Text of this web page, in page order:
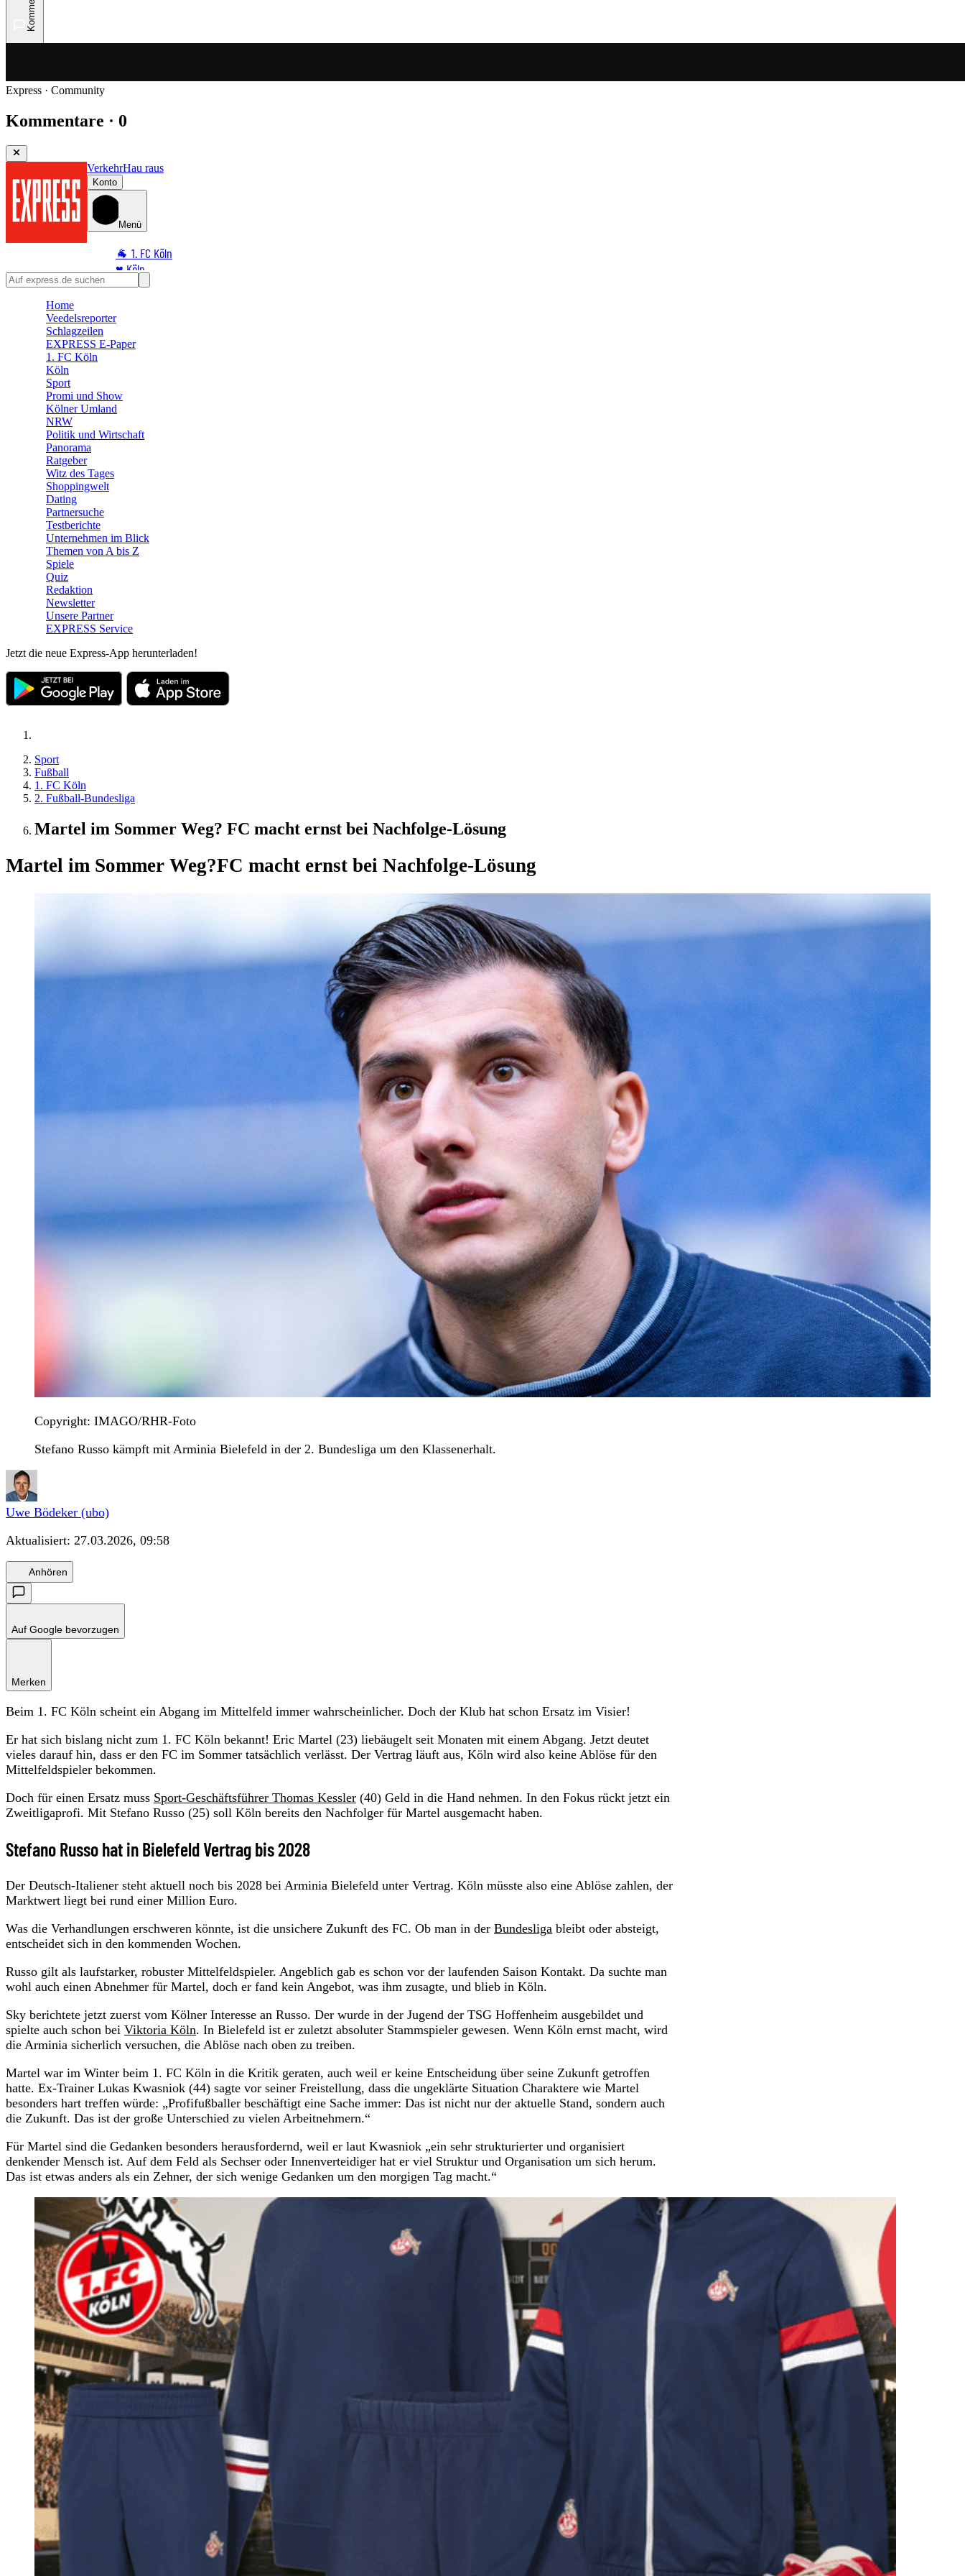
Express · Community
Kommentare · 0
VerkehrHau raus
Konto
Menü
🐐 1. FC Köln
♥️ Köln
⭐ Promi
🛒 Shoppingwelt
🧩 Spiele
Home
Veedelsreporter
Schlagzeilen
EXPRESS E-Paper
1. FC Köln
Köln
Sport
Promi und Show
Kölner Umland
NRW
Politik und Wirtschaft
Panorama
Ratgeber
Witz des Tages
Shoppingwelt
Dating
Partnersuche
Testberichte
Unternehmen im Blick
Themen von A bis Z
Spiele
Quiz
Redaktion
Newsletter
Unsere Partner
EXPRESS Service
Jetzt die neue Express-App herunterladen!
Sport
Fußball
1. FC Köln
2. Fußball-Bundesliga
Martel im Sommer Weg? FC macht ernst bei Nachfolge-Lösung
Martel im Sommer Weg?FC macht ernst bei Nachfolge-Lösung
Copyright: IMAGO/RHR-Foto
Stefano Russo kämpft mit Arminia Bielefeld in der 2. Bundesliga um den Klassenerhalt.
Uwe Bödeker (ubo)
Aktualisiert: 27.03.2026, 09:58
Anhören
Auf Google bevorzugen
Merken
Beim 1. FC Köln scheint ein Abgang im Mittelfeld immer wahrscheinlicher. Doch der Klub hat schon Ersatz im Visier!
Er hat sich bislang nicht zum 1. FC Köln bekannt! Eric Martel (23) liebäugelt seit Monaten mit einem Abgang. Jetzt deutet
vieles darauf hin, dass er den FC im Sommer tatsächlich verlässt. Der Vertrag läuft aus, Köln wird also keine Ablöse für den
Mittelfeldspieler bekommen.
Doch für einen Ersatz muss Sport-Geschäftsführer Thomas Kessler (40) Geld in die Hand nehmen. In den Fokus rückt jetzt ein
Zweitligaprofi. Mit Stefano Russo (25) soll Köln bereits den Nachfolger für Martel ausgemacht haben.
Stefano Russo hat in Bielefeld Vertrag bis 2028
Der Deutsch-Italiener steht aktuell noch bis 2028 bei Arminia Bielefeld unter Vertrag. Köln müsste also eine Ablöse zahlen, der
Marktwert liegt bei rund einer Million Euro.
Was die Verhandlungen erschweren könnte, ist die unsichere Zukunft des FC. Ob man in der Bundesliga bleibt oder absteigt,
entscheidet sich in den kommenden Wochen.
Russo gilt als laufstarker, robuster Mittelfeldspieler. Angeblich gab es schon vor der laufenden Saison Kontakt. Da suchte man
wohl auch einen Abnehmer für Martel, doch er fand kein Angebot, was ihm zusagte, und blieb in Köln.
Sky berichtete jetzt zuerst vom Kölner Interesse an Russo. Der wurde in der Jugend der TSG Hoffenheim ausgebildet und
spielte auch schon bei Viktoria Köln. In Bielefeld ist er zuletzt absoluter Stammspieler gewesen. Wenn Köln ernst macht, wird
die Arminia sicherlich versuchen, die Ablöse nach oben zu treiben.
Martel war im Winter beim 1. FC Köln in die Kritik geraten, auch weil er keine Entscheidung über seine Zukunft getroffen
hatte. Ex-Trainer Lukas Kwasniok (44) sagte vor seiner Freistellung, dass die ungeklärte Situation Charaktere wie Martel
besonders hart treffen würde: „Profifußballer beschäftigt eine Sache immer: Das ist nicht nur der aktuelle Stand, sondern auch
die Zukunft. Das ist der große Unterschied zu vielen Arbeitnehmern.“
Für Martel sind die Gedanken besonders herausfordernd, weil er laut Kwasniok „ein sehr strukturierter und organisiert
denkender Mensch ist. Auf dem Feld als Sechser oder Innenverteidiger hat er viel Struktur und Organisation um sich herum.
Das ist etwas anders als ein Zehner, der sich wenige Gedanken um den morgigen Tag macht.“